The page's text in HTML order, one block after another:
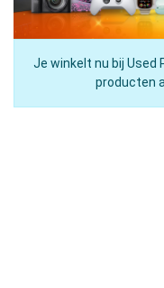
Je winkelt nu bij Used
producten